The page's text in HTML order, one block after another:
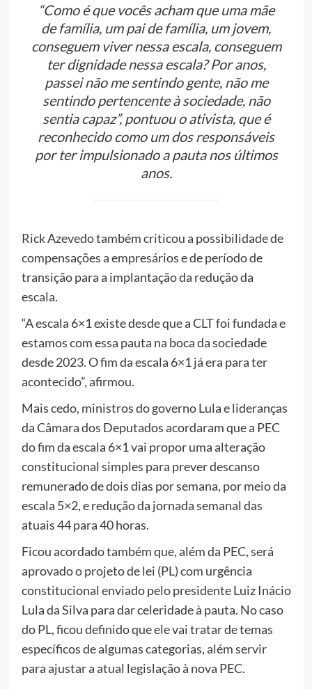
“Como é que vocês acham que uma mãe
de família, um pai de família, um jovem,
conseguem viver nessa escala, conseguem
ter dignidade nessa escala? Por anos,
passei não me sentindo gente, não me
sentindo pertencente à sociedade, não
sentia capaz”, pontuou o ativista, que é
reconhecido como um dos responsáveis
por ter impulsionado a pauta nos últimos
anos.
Rick Azevedo também criticou a possibilidade de
compensações a empresários e de período de
transição para a implantação da redução da
escala.
“A escala 6×1 existe desde que a CLT foi fundada e
estamos com essa pauta na boca da sociedade
desde 2023. O fim da escala 6×1 já era para ter
acontecido”, afirmou.
Mais cedo, ministros do governo Lula e lideranças
da Câmara dos Deputados acordaram que a PEC
do fim da escala 6×1 vai propor uma alteração
constitucional simples para prever descanso
remunerado de dois dias por semana, por meio da
escala 5×2, e redução da jornada semanal das
atuais 44 para 40 horas.
Ficou acordado também que, além da PEC, será
aprovado o projeto de lei (PL) com urgência
constitucional enviado pelo presidente Luiz Inácio
Lula da Silva para dar celeridade à pauta. No caso
do PL, ficou definido que ele vai tratar de temas
específicos de algumas categorias, além servir
para ajustar a atual legislação à nova PEC.